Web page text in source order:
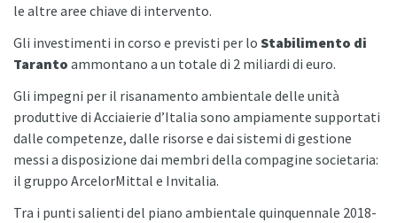
le altre aree chiave di intervento.
Gli investimenti in corso e previsti per lo Stabilimento di
Taranto ammontano a un totale di 2 miliardi di euro.
Gli impegni per il risanamento ambientale delle unità
produttive di Acciaierie d’Italia sono ampiamente supportati
dalle competenze, dalle risorse e dai sistemi di gestione
messi a disposizione dai membri della compagine societaria:
il gruppo ArcelorMittal e Invitalia.
Tra i punti salienti del piano ambientale quinquennale 2018-